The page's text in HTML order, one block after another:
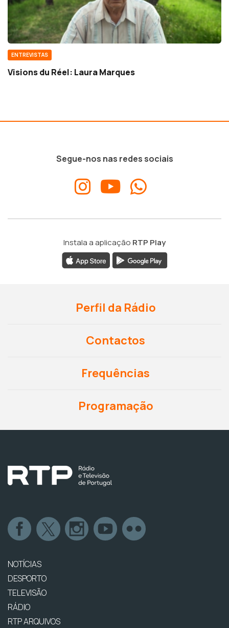
ENTREVISTAS
Visions du Réel: Laura Marques
Segue-nos nas redes sociais
Instala a aplicação RTP Play
Perfil da Rádio
Contactos
Frequências
Programação
NOTÍCIAS
DESPORTO
TELEVISÃO
RÁDIO
RTP ARQUIVOS